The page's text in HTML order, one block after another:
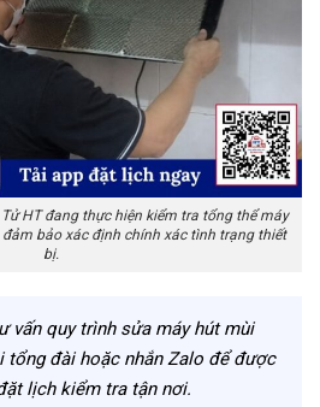
HT đang thực hiện kiểm tra tổng thể máy
bảo xác định chính xác tình trạng thiết
bị.
vấn quy trình sửa máy hút mùi
tổng đài hoặc nhắn Zalo để được
lịch kiểm tra tận nơi.